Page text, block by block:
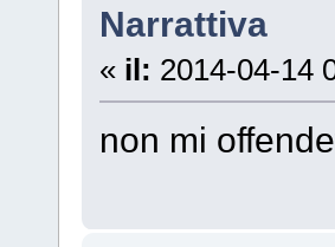
Narrattiva
« il: 2014-04-14
non mi